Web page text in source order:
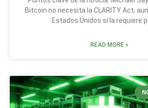
Bitcoin no necesita la CLARITY Act,
Estados Unidos sí la requiere
READ MORE »